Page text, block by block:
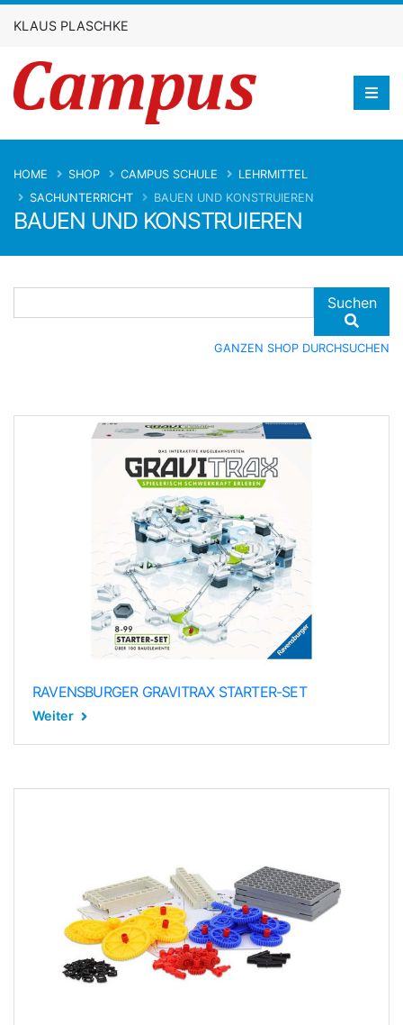
KLAUS PLASCHKE
BAUEN UND KONSTRUIEREN
HOME SHOP CAMPUS SCHULE
LEHRMITTEL
SACHUNTERRICHT
BAUEN UND KONSTRUIEREN
Suchen
GANZEN SHOP DURCHSUCHEN
RAVENSBURGER GRAVITRAX STARTER-SET
Weiter